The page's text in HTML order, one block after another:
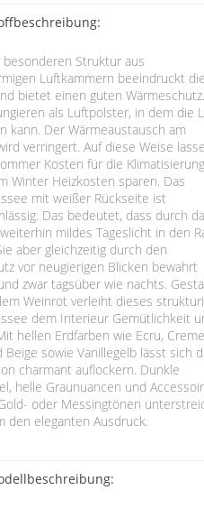
Struktur aus
Luftkammern beeindruckt
bietet einen guten
als Luftpolster, in dem die
kann. Der Wärmeaustausch am
verringert. Auf diese Weise
Kosten für die
Winter Heizkosten sparen. Das
mit weißer Rückseite ist
Das bedeutet, dass durch
mildes Tageslicht in den
aber gleichzeitig durch den
vor neugierigen Blicken bewahrt
zwar tagsüber wie nachts.
Weinrot verleiht dieses
dem Interieur Gemütlichkeit
hellen Erdfarben wie Ecru,
Beige sowie Vanillegelb lässt sich
charmant auflockern. Dunkle
helle Graunuancen und
oder Messingtönen
den eleganten Ausdruck.